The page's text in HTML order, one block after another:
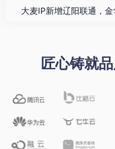
大麦IP新增辽阳联通，
匠心铸就